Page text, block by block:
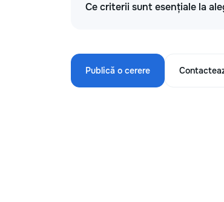
Ce criterii sunt esențiale la
Publică o cerere